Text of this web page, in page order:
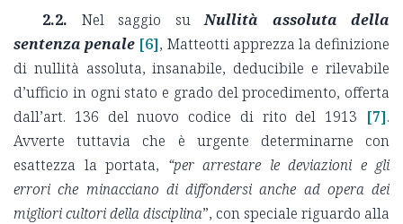
2.2. Nel saggio suNullità assoluta della
sentenza penale [6], Matteotti apprezza la definizione
di nullità assoluta, insanabile, deducibile e rilevabile
d’ufficio in ogni stato e grado del procedimento, offerta
dall’art. 136 del nuovo codice di rito del 1913 [7].
Avverte tuttavia che è urgente determinarne con
esattezza la portata, “per arrestare le deviazioni e gli
errori che minacciano di diffondersi anche ad opera dei
migliori cultori della disciplina”, con speciale riguardo alla